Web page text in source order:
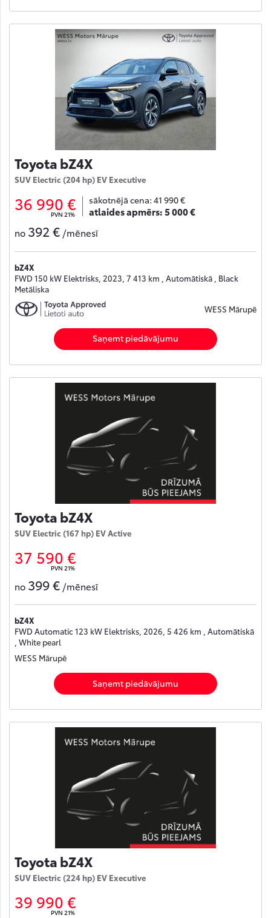
Toyota bZ4X
SUV Electric (204 hp) EV Executive
36 990 €
PVN 21%
sākotnējā cena: 41 990 €
atlaides apmērs:5 000 €
no 392 € /mēnesī
bZ4X
FWD 150 kW Elektrisks, 2023, 7 413 km , Automātiskā , Black
Metāliska
WESS Mārupē
Saņemt piedāvājumu
Toyota bZ4X
SUV Electric (167 hp) EV Active
37 590 €
PVN 21%
no 399 € /mēnesī
bZ4X
FWD Automatic 123 kW Elektrisks, 2026, 5 426 km , Automātiskā
, White pearl
WESS Mārupē
Saņemt piedāvājumu
Toyota bZ4X
SUV Electric (224 hp) EV Executive
39 990 €
PVN 21%